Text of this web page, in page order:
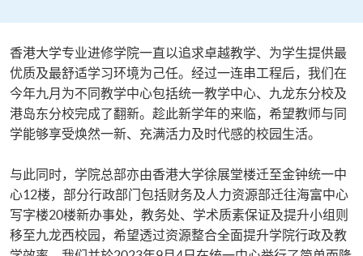
香港大学专业进修学院一直以追求卓越教学、为学生提供最
优质及最舒适学习环境为己任。经过一连串工程后，我们在
今年九月为不同教学中心包括统一教学中心、九龙东分校及
港岛东分校完成了翻新。趁此新学年的来临，希望教师与同
学能够享受焕然一新、充满活力及时代感的校园生活。
与此同时，学院总部亦由香港大学徐展堂楼迁至金钟统一中
心12楼，部分行政部门包括财务及人力资源部迁往海富中心
写字楼20楼新办事处，教务处、学术质素保证及提升小组则
移至九龙西校园，希望透过资源整合全面提升学院行政及教